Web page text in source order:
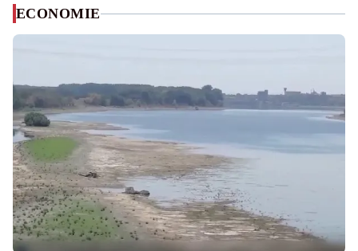
ECONOMIE